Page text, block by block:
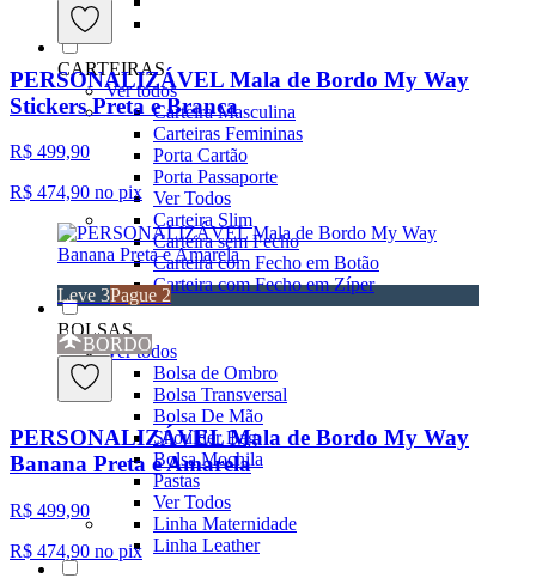
CARTEIRAS
Ver todos
Carteira Masculina
Carteiras Femininas
Porta Cartão
Porta Passaporte
Ver Todos
Carteira Slim
Carteira sem Fecho
Carteira com Fecho em Botão
Carteira com Fecho em Zíper
BOLSAS
Ver todos
Bolsa de Ombro
Bolsa Transversal
Bolsa De Mão
Shoulder Bag
Bolsa Mochila
Pastas
Ver Todos
Linha Maternidade
Linha Leather
PERSONALIZÁVEL Mala de Bordo My Way
Stickers Preta e Branca
R$ 499,90
R$ 474,90 no pix
Leve 3Pague 2
BORDO
PERSONALIZÁVEL Mala de Bordo My Way
Banana Preta e Amarela
R$ 499,90
R$ 474,90 no pix